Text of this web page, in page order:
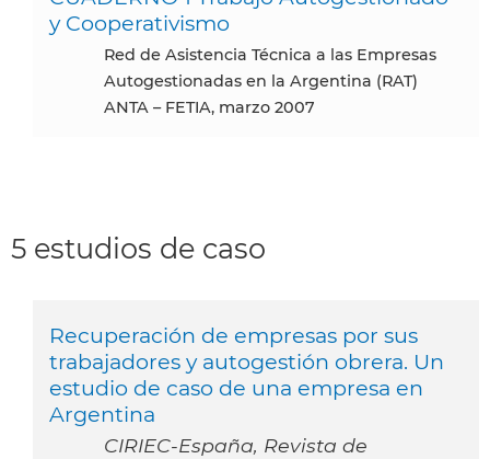
y Cooperativismo
Red de Asistencia Técnica a las Empresas
Autogestionadas en la Argentina (RAT)
ANTA – FETIA, marzo 2007
5 estudios de caso
Recuperación de empresas por sus
trabajadores y autogestión obrera. Un
estudio de caso de una empresa en
Argentina
CIRIEC-España, Revista de